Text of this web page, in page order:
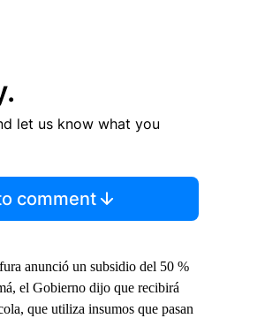
let us know what you
comment
anunció un subsidio del 50 %
el Gobierno dijo que recibirá
que utiliza insumos que pasan